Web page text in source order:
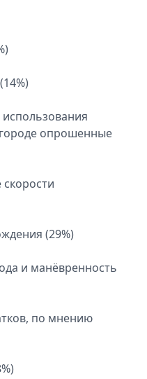
городе опрошенные
(29%)
и манёвренность
по мнению